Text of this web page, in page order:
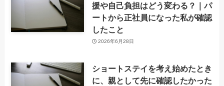
援や自己負担はどう変わる？｜パ
ートから正社員になった私が確認
したこと
2026年6月28日
ショートステイを考え始めたとき
に、親として先に確認したかった